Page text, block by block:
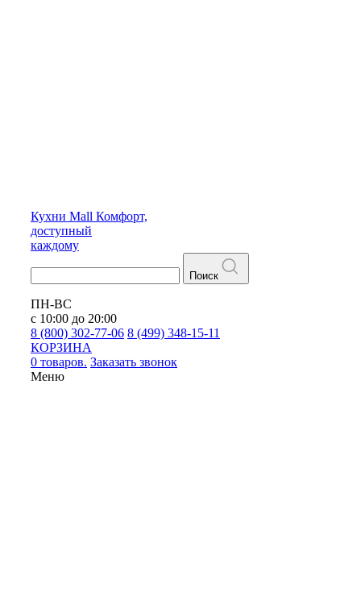
Кухни Mall Комфорт,
доступный
каждому
Поиск
ПН-ВС
с 10:00 до 20:00
8 (800) 302-77-06 8 (499) 348-15-11
КОРЗИНА
0 товаров. Заказать звонок
Меню